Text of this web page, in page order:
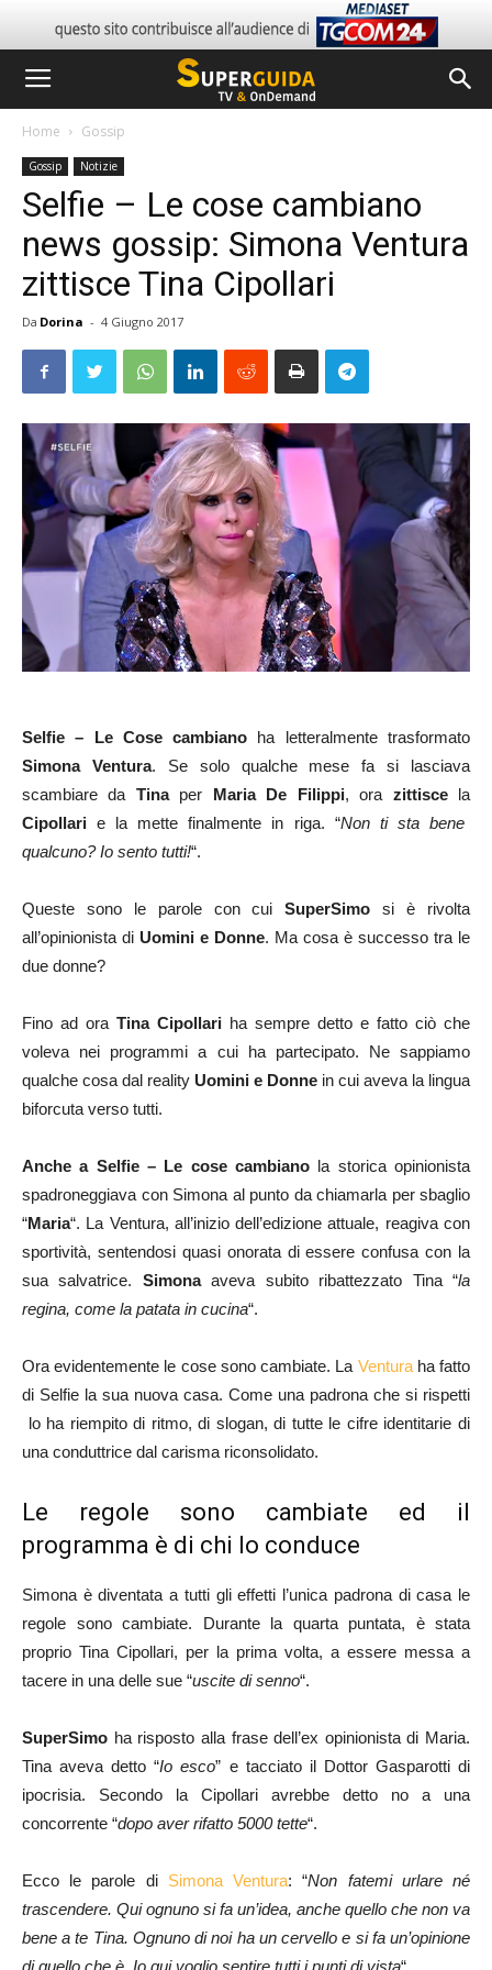
Home Gossip
Gossip Notizie
Selfie – Le cose cambiano
news gossip: Simona Ventura
zittisce Tina Cipollari
Da Dorina - 4 Giugno 2017
Selfie – Le Cose cambiano ha letteralmente trasformato
Simona Ventura. Se solo qualche mese fa si lasciava
scambiare da Tinaper Maria De Filippi, ora zittiscela
Cipollari e la mette finalmente in riga. “Non ti sta bene
qualcuno? Io sento tutti!“.
Queste sono le parole con cuiSuperSimo si è rivolta
all’opinionista di Uomini e Donne. Ma cosa è successo tra le
due donne?
Fino ad ora Tina Cipollari ha sempre detto e fatto ciò che
voleva nei programmi a cui ha partecipato. Ne sappiamo
qualche cosa dal reality Uomini e Donne in cui aveva la lingua
biforcuta verso tutti.
Anche a Selfie – Le cose cambiano la storica opinionista
spadroneggiava con Simona al punto da chiamarla per sbaglio
“Maria“. La Ventura, all’inizio dell’edizione attuale, reagiva con
sportività, sentendosi quasi onorata di essere confusa con la
sua salvatrice. Simonaaveva subito ribattezzato Tina “la
regina, come la patata in cucina“.
Ora evidentemente le cose sono cambiate. La Venturaha fatto
di Selfie la sua nuova casa. Come una padrona che si rispetti
lo ha riempito di ritmo, di slogan, di tutte le cifre identitarie di
una conduttrice dal carisma riconsolidato.
Le regole sono cambiate ed il
programma è di chi lo conduce
Simona è diventata a tutti gli effetti l’unica padrona di casa le
regole sono cambiate. Durante la quarta puntata, è stata
proprio Tina Cipollari, per la prima volta, a essere messa a
tacere in una delle sue “uscite di senno“.
SuperSimo ha risposto alla frase dell’ex opinionista di Maria.
Tina aveva detto “Io esco” e tacciato il Dottor Gasparotti di
ipocrisia. Secondo la Cipollari avrebbe detto no a una
concorrente “dopo aver rifatto 5000 tette“.
Ecco le parole diSimona Ventura: “Non fatemi urlare né
trascendere. Qui ognuno si fa un’idea, anche quello che non va
bene a te Tina. Ognuno di noi ha un cervello e si fa un’opinione